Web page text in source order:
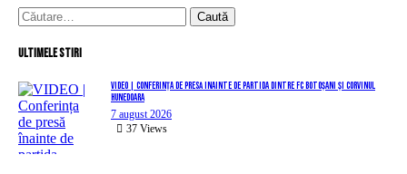
Caută
după:
Ultimele stiri
VIDEO | Conferința de presă înainte de partida dintre FC Botoșani și Corvinul
Hunedoara
7 august 2026
37 Views